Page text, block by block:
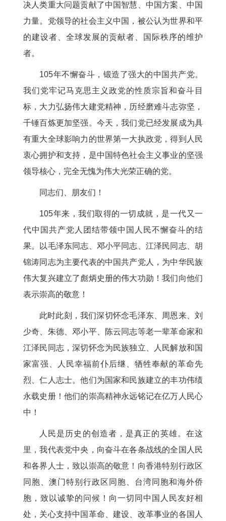
决人类重大问题贡献了中国智慧、中国方案、中国
力量。党领导的社会主义中国，被公认为世界和平
的建设者、全球发展的贡献者、国际秩序的维护
者。
105年不懈奋斗，锻造了强大的中国共产党。
我们党牢记马克思主义政党的性质宗旨和奋斗目
标，大力弘扬伟大建党精神，历经磨难斗志弥坚，
千锤百炼更加坚强。今天，我们党已经发展成为具
有重大全球影响力的世界第一大执政党，得到人民
衷心拥护和支持，是中国特色社会主义事业的坚强
领导核心，完全无愧为伟大光荣正确的党。
同志们、朋友们！
105年来，我们取得的一切成就，是一代又一
代中国共产党人团结带领中国人民不懈奋斗的结
果。以毛泽东同志、邓小平同志、江泽民同志、胡
锦涛同志为主要代表的中国共产党人，为中华民族
伟大复兴建立了彪炳史册的伟大功勋！我们向他们
表示崇高的敬意！
此时此刻，我们深切怀念毛泽东、周恩来、刘
少奇、朱德、邓小平、陈云同志等老一辈革命家和
江泽民同志，深切怀念为民族独立、人民解放和国
家富强、人民幸福前仆后继、牺牲奉献的革命先
烈、仁人志士。他们为国家和民族建立的丰功伟绩
永载史册！他们的崇高精神永远铭记在亿万人民心
中！
人民是历史的创造者，是真正的英雄。在这
里，我代表党中央，向奋斗在各条战线的全国人民
和各界人士，致以崇高的敬意！向香港特别行政区
同胞、澳门特别行政区同胞、台湾同胞和海外侨
胞，致以诚挚的问候！向一切同中国人民友好相
处，关心支持中国革命、建设、改革事业的各国人